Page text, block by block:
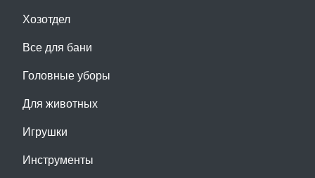
Хозотдел
Все для бани
Головные уборы
Для животных
Игрушки
Инструменты